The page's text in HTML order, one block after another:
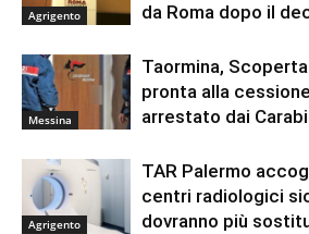
Agrigento
da Roma dopo il
Messina
Taormina,
pronta alla
arrestato dai
Agrigento
TAR Palermo
centri radiologici
dovranno più